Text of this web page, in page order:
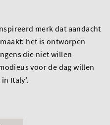
merk dat aandacht
het is ontworpen
die niet willen
voor de dag willen
Italy’.